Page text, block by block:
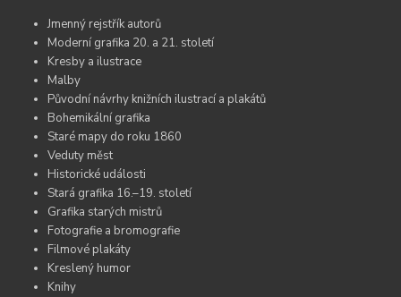
Jmenný rejstřík autorů
Moderní grafika 20. a 21. století
Kresby a ilustrace
Malby
Původní návrhy knižních ilustrací a plakátů
Bohemikální grafika
Staré mapy do roku 1860
Veduty měst
Historické události
Stará grafika 16.–19. století
Grafika starých mistrů
Fotografie a bromografie
Filmové plakáty
Kreslený humor
Knihy